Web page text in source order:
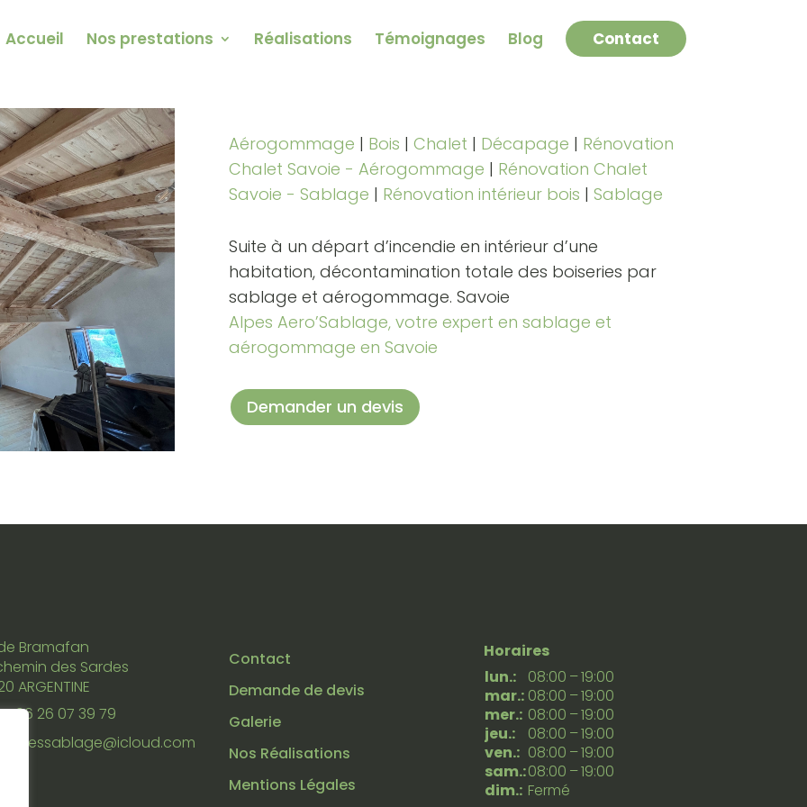
Accueil Nos prestations Réalisations Témoignages Blog Contact
Aérogommage | Bois | Chalet | Décapage | Rénovation
Chalet Savoie - Aérogommage | Rénovation Chalet
Savoie - Sablage | Rénovation intérieur bois | Sablage
Suite à un départ d’incendie en intérieur d’une
habitation, décontamination totale des boiseries par
sablage et aérogommage. Savoie
Alpes Aero’Sablage, votre expert en sablage et
aérogommage en Savoie
Demander un devis
Bramafan
des Sardes
ARGENTINE
06 26 07 39 79
alpessablage@icloud.com
Contact
Demande de devis
Galerie
Nos Réalisations
Mentions Légales
Horaires
lun.:
08:00 – 19:00
mar.: 08:00 – 19:00
mer.: 08:00 – 19:00
jeu.:
08:00 – 19:00
ven.: 08:00 – 19:00
sam.:08:00 – 19:00
dim.: Fermé